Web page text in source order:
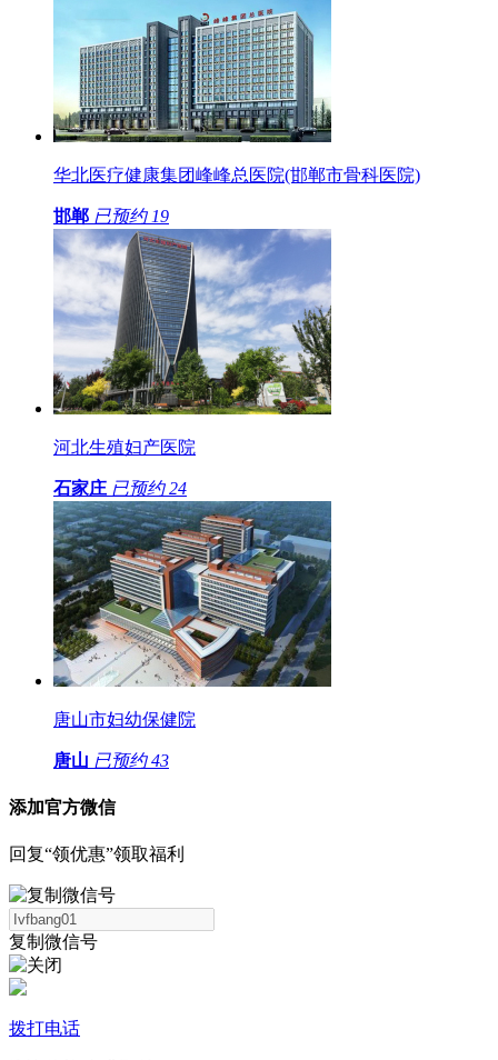
华北医疗健康集团峰峰总医院(邯郸市骨科医院)
邯郸 已预约 19
河北生殖妇产医院
石家庄 已预约 24
唐山市妇幼保健院
唐山 已预约 43
添加官方微信
回复“领优惠”领取福利
复制微信号
拨打电话